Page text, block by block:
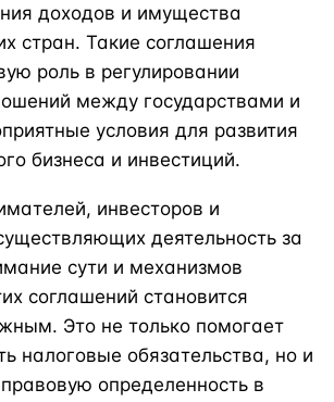
доходов и имущества
стран. Такие соглашения
роль в регулировании
между государствами и
условия для развития
бизнеса и инвестиций.
инвесторов и
деятельность за
сути и механизмов
соглашений становится
Это не только помогает
налоговые обязательства, но и
определенность в